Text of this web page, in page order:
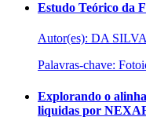
Estudo Teórico da
Autor(es): DA
Palavras-chave:
Explorando o
liquidas por